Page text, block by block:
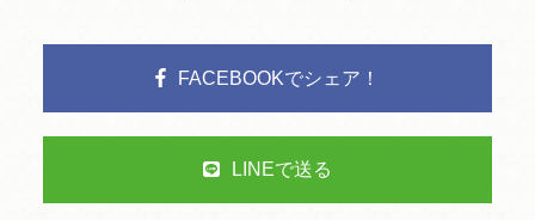
FACEBOOKでシェア！
LINEで送る